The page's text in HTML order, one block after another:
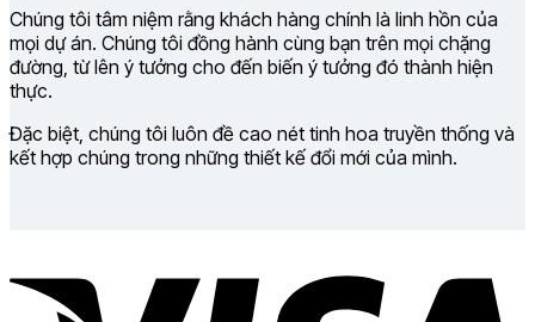
Chúng tôi tâm niệm rằng khách hàng chính là linh hồn của
mọi dự án. Chúng tôi đồng hành cùng bạn trên mọi chặng
đường, từ lên ý tưởng cho đến biến ý tưởng đó thành hiện
thực.
Đặc biệt, chúng tôi luôn đề cao nét tinh hoa truyền thống và
kết hợp chúng trong những thiết kế đổi mới của mình.